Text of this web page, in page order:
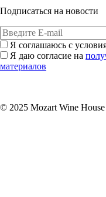
Подписаться на новости
Я соглашаюсь с
Я даю согласие на
материалов
© 2025 Mozart Wine House